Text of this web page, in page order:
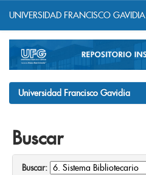
navigation
UNIVERSIDAD FRANCISCO GAVIDIA
Universidad Francisco Gavidia
Buscar
Buscar: